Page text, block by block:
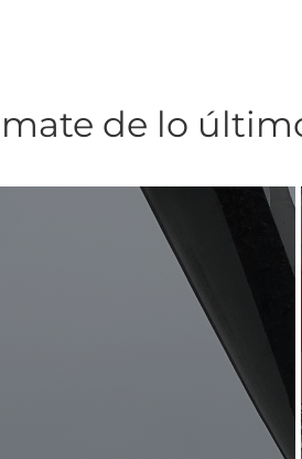
de lo